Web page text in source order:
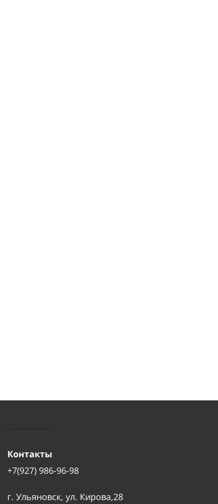
КУШТУТ - ОБОРУДОВАНИЕ ДЛЯ САЛОНОВ КРАСОТЫ
Контакты
+7(927) 986-96-98
г. Ульяновск, ул. Кирова,28